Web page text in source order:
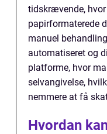
tidskrævende,
papirformaterede
manuel
automatiseret og
platforme, hvor
selvangivelse,
nemmere at få
Hvordan